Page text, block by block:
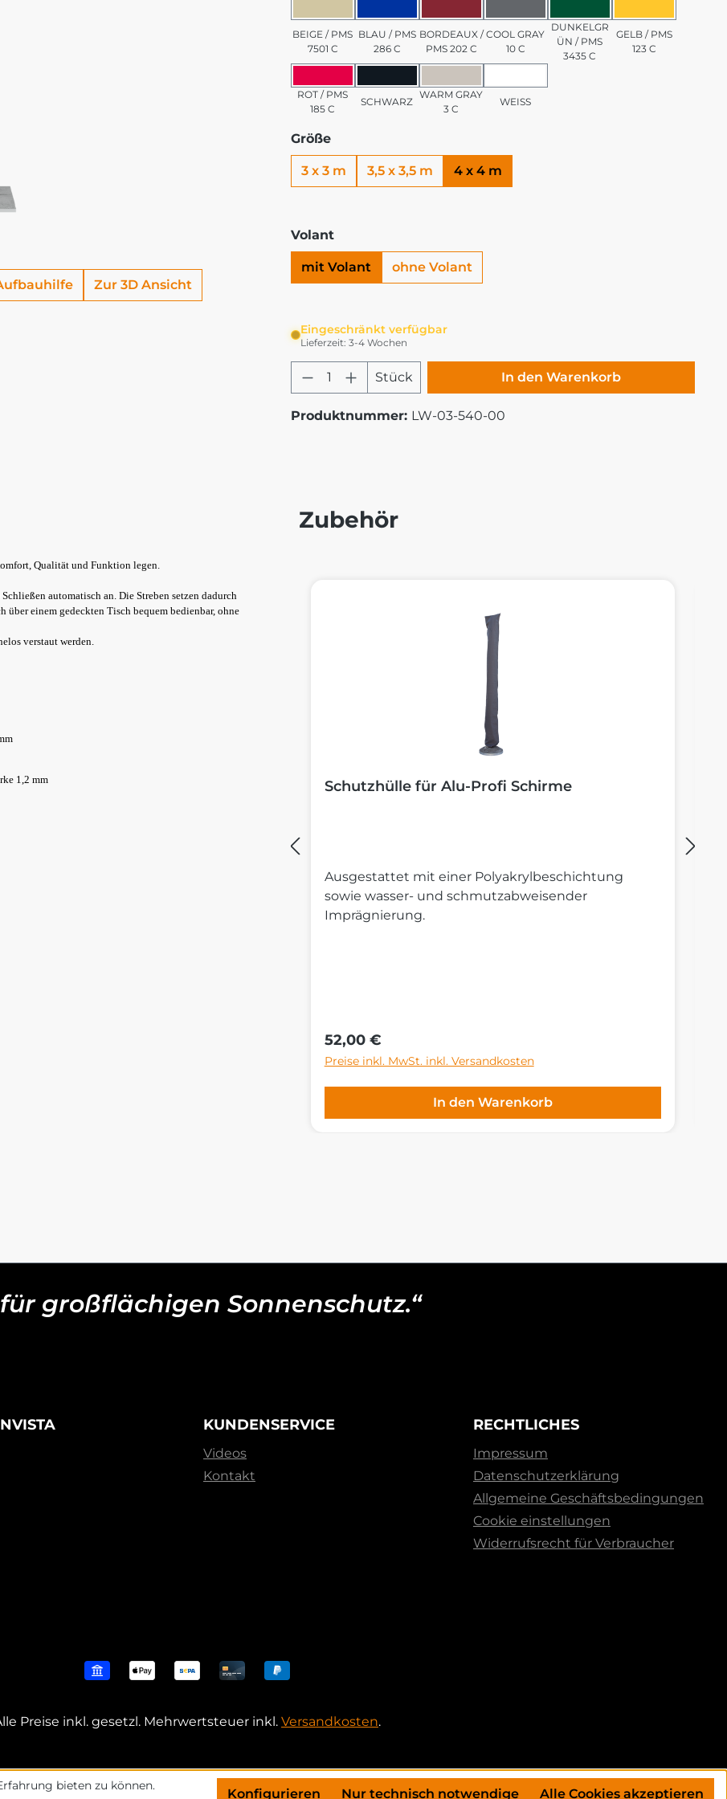
Zur 3D Ansicht
BEIGE / PMS 7501 C
BEIGE / PMS
7501 C
BLAU / PMS 286 C
BLAU / PMS
286 C
BORDEAUX / PMS 202 C
BORDEAUX /
PMS 202 C
COOL GRAY 10 C
COOL GRAY
10 C
DUNKELGRÜN / PMS
DUNKELGR
ÜN / PMS
3435 C
GELB / PMS
GELB / PMS
123 C
ROT / PMS 185 C
ROT / PMS
185 C
SCHWARZ
SCHWARZ
WARM GRAY 3 C
WARM GRAY
3 C
WEISS
WEISS
Größe
3 x 3 m 3,5 x 3,5 m 4 x 4 m
Volant
mit Volant ohne Volant
Eingeschränkt verfügbar
Lieferzeit: 3-4 Wochen
Produkt Anzahl: Gib den gewünschten
Stück In den Warenkorb
Produktnummer: LW-03-540-00
Qualität und Funktion legen.
automatisch an. Die Streben setzen dadurch
einem gedeckten Tisch bequem bedienbar, ohne
verstaut werden.
1,2 mm
Zubehör
Schutzhülle für Alu-Profi Schirme
Ausgestattet mit einer Polyakrylbeschichtung
sowie wasser- und schmutzabweisender
Imprägnierung.
Regulärer Preis:
52,00 €
Preise inkl. MwSt. inkl. Versandkosten
In den Warenkorb
großflächigen Sonnenschutz.“
KUNDENSERVICE
Videos
Kontakt
RECHTLICHES
Impressum
Datenschutzerklärung
Allgemeine Geschäftsbedingungen
Cookie einstellungen
Widerrufsrecht für Verbraucher
Preise inkl. gesetzl. Mehrwertsteuer inkl. Versandkosten.
bieten zu können.
Nur technisch notwendige
Konfigurieren Alle Cookies akzeptieren